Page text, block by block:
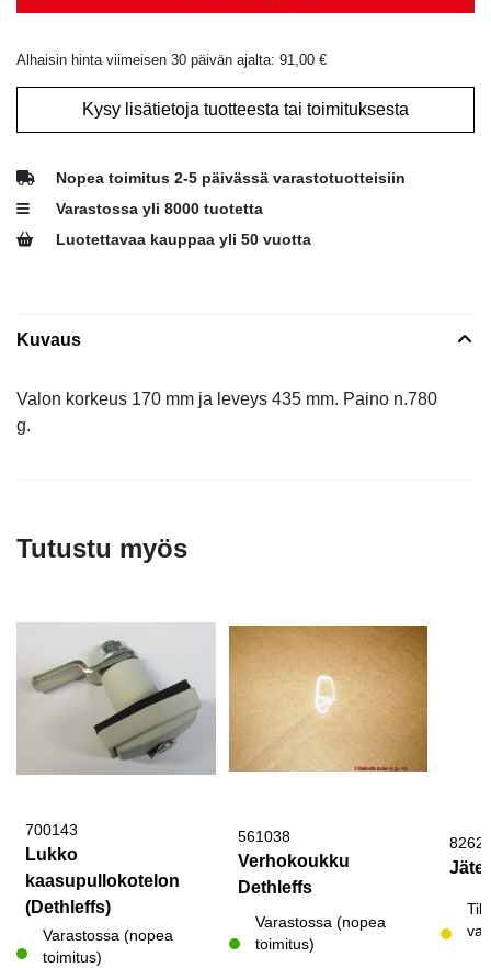
Alhaisin hinta viimeisen 30 päivän ajalta: 91,00 €
Kysy lisätietoja tuotteesta tai toimituksesta
Nopea toimitus 2-5 päivässä varastotuotteisiin
Varastossa yli 8000 tuotetta
Luotettavaa kauppaa yli 50 vuotta
Kuvaus
Valon korkeus 170 mm ja leveys 435 mm. Paino n.780
g.
Tutustu myös
700143
Lukko
kaasupullokotelon
(Dethleffs)
Varastossa (nopea
toimitus)
561038
Verhokoukku
Dethleffs
Varastossa (nopea
toimitus)